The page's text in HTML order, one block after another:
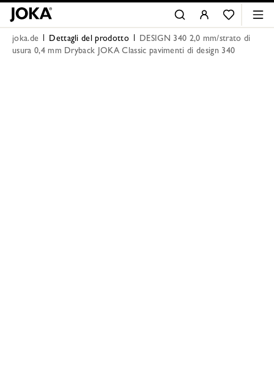
joka.de Dettagli del prodotto
DESIGN 340 2,0 mm/strato di
usura 0,4 mm Dryback JOKA Classic pavimenti di design 340